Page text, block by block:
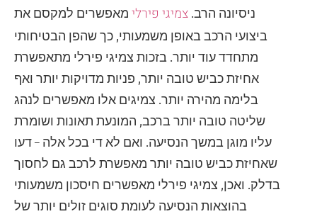
ניסיונה הרב. צמיגי פירלימאפשרים למקסם את
ביצועי הרכב באופן משמעותי, כך שהפן הבטיחותי
מתחדד עוד יותר. בזכות צמיגי פירלי מתאפשרת
אחיזת כביש טובה יותר, פניות מדויקות יותר ואף
בלימה מהירה יותר. צמיגים אלו מאפשרים לנהג
שליטה טובה יותר ברכב, המונעת תאונות ושומרת
עליו מוגן במשך הנסיעה. ואם לא די בכל אלה – דעו
שאחיזת כביש טובה יותר מאפשרת לרכב גם לחסוך
בדלק. ואכן, צמיגי פירלי מאפשרים חיסכון משמעותי
בהוצאות הנסיעה לעומת סוגים זולים יותר של